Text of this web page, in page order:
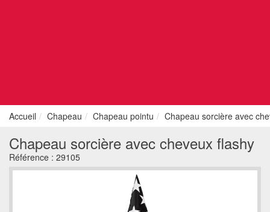
Accueil Chapeau Chapeau pointu Chapeau sorcière avec
Chapeau sorcière avec cheveux flashy
Référence : 29105